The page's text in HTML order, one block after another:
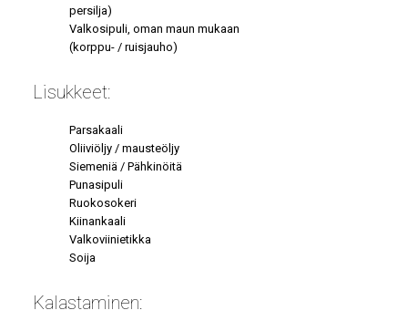
persilja)
Valkosipuli, oman maun mukaan
(korppu- / ruisjauho)
Lisukkeet:
Parsakaali
Oliiviöljy / mausteöljy
Siemeniä / Pähkinöitä
Punasipuli
Ruokosokeri
Kiinankaali
Valkoviinietikka
Soija
Kalastaminen: